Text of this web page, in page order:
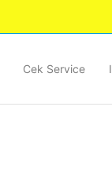
Cek Service